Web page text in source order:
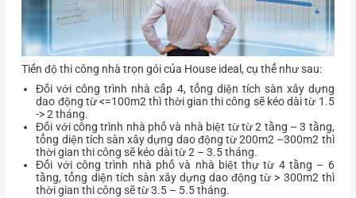
Tiến độ thi công nhà trọn gói của House ideal, cụ thể như sau:
Đối với công trình nhà cấp 4, tổng diện tích sàn xây dựng
dao động từ <=100m2 thì thời gian thi công sẽ kéo dài từ 1.5
-> 2 tháng.
Đối với công trình nhà phố và nhà biệt từ từ 2 tầng – 3 tầng,
tổng diện tích sàn xây dựng dao động từ 200m2 –300m2 thì
thời gian thi công sẽ kéo dài từ 2 – 3.5 tháng.
Đối với công trình nhà phố và nhà biệt thự từ 4 tầng – 6
tầng, tổng diện tích sàn xây dựng dao động từ > 300m2 thì
thời gian thi công sẽ từ 3.5 – 5.5 tháng.